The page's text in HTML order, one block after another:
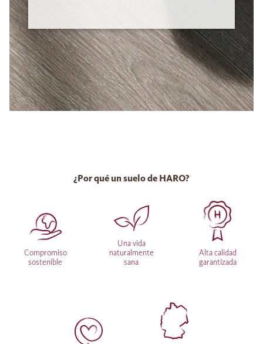
¿Por qué un suelo de HARO?
Compromiso
sostenible
Una vida
naturalmente
sana
Alta calidad
garantizada